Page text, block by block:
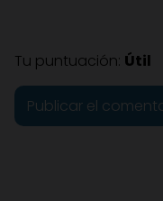
Tu puntuación: Útil